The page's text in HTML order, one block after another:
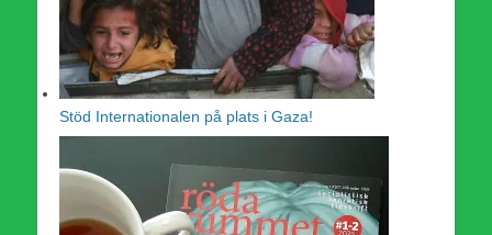
Stöd Internationalen på plats i Gaza!